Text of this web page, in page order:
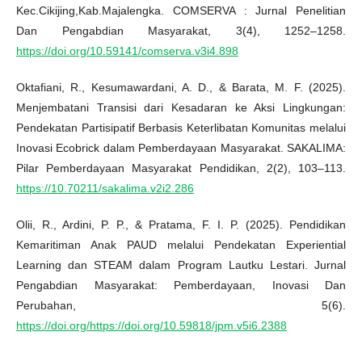
Kec.Cikijing,Kab.Majalengka. COMSERVA : Jurnal Penelitian
Dan Pengabdian Masyarakat, 3(4), 1252–1258.
https://doi.org/10.59141/comserva.v3i4.898
Oktafiani, R., Kesumawardani, A. D., & Barata, M. F. (2025).
Menjembatani Transisi dari Kesadaran ke Aksi Lingkungan:
Pendekatan Partisipatif Berbasis Keterlibatan Komunitas melalui
Inovasi Ecobrick dalam Pemberdayaan Masyarakat. SAKALIMA:
Pilar Pemberdayaan Masyarakat Pendidikan, 2(2), 103–113.
https://10.70211/sakalima.v2i2.286
Olii, R., Ardini, P. P., & Pratama, F. I. P. (2025). Pendidikan
Kemaritiman Anak PAUD melalui Pendekatan Experiential
Learning dan STEAM dalam Program Lautku Lestari. Jurnal
Pengabdian Masyarakat: Pemberdayaan, Inovasi Dan
Perubahan, 5(6).
https://doi.org/https://doi.org/10.59818/jpm.v5i6.2388